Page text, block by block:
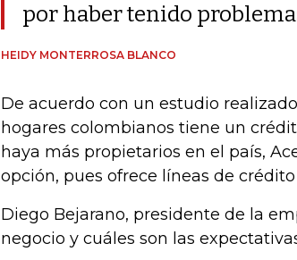
por haber tenido
HEIDY MONTERROSA BLANCO
De acuerdo con un estudio
hogares colombianos tiene un
haya más propietarios en el país,
opción, pues ofrece líneas de
Diego Bejarano, presidente de la
negocio y cuáles son las